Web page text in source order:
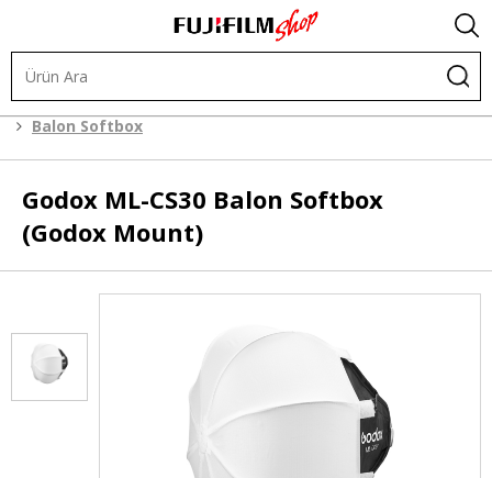
Balon Softbox
Godox ML-CS30 Balon Softbox
(Godox Mount)